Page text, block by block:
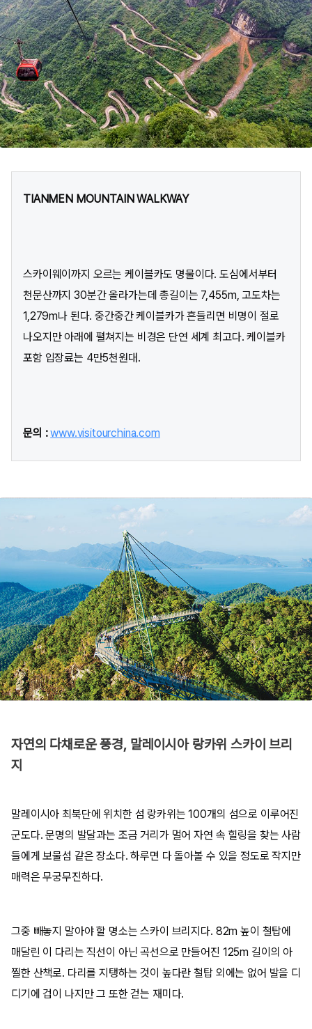
TIANMEN MOUNTAIN WALKWAY
스카이웨이까지 오르는 케이블카도 명물이다. 도심에서부터
천문산까지 30분간 올라가는데 총길이는 7,455m, 고도차는
1,279m나 된다. 중간중간 케이블카가 흔들리면 비명이 절로
나오지만 아래에 펼쳐지는 비경은 단연 세계 최고다. 케이블카
포함 입장료는 4만5천원대.
문의 :www.visitourchina.com
자연의 다채로운 풍경, 말레이시아 랑카위 스카이 브리
지
말레이시아 최북단에 위치한 섬 랑카위는 100개의 섬으로 이루어진
군도다. 문명의 발달과는 조금 거리가 멀어 자연 속 힐링을 찾는 사람
들에게 보물섬 같은 장소다. 하루면 다 돌아볼 수 있을 정도로 작지만
매력은 무궁무진하다.
그중 빼놓지 말아야 할 명소는 스카이 브리지다. 82m 높이 철탑에
매달린 이 다리는 직선이 아닌 곡선으로 만들어진 125m 길이의 아
찔한 산책로. 다리를 지탱하는 것이 높다란 철탑 외에는 없어 발을 디
디기에 겁이 나지만 그 또한 걷는 재미다.